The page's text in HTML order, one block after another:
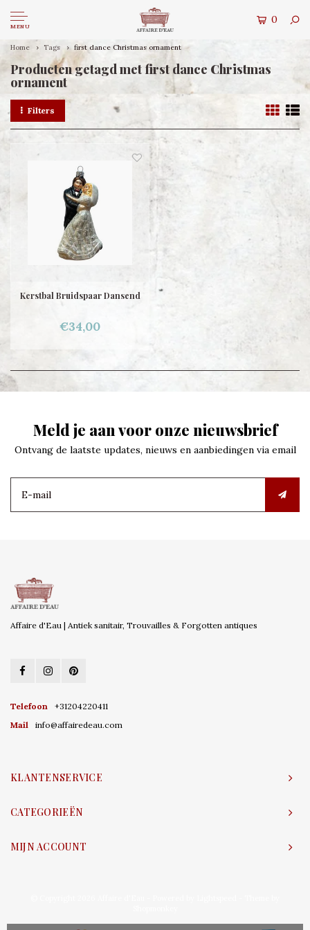
MENU
0
Home Tags first dance Christmas ornament
Producten getagd met first dance Christmas
ornament
Filters
Kerstbal Bruidspaar Dansend
€34,00
Meld je aan voor onze nieuwsbrief
Ontvang de laatste updates, nieuws en aanbiedingen via email
Affaire d'Eau | Antiek sanitair, Trouvailles & Forgotten antiques
Telefoon
+31204220411
Mail
info@affairedeau.com
KLANTENSERVICE
CATEGORIEËN
MIJN ACCOUNT